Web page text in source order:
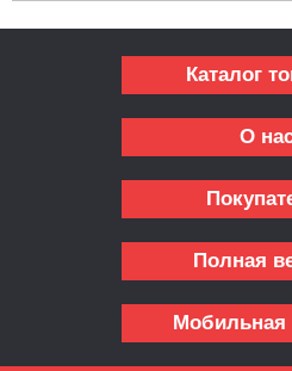
Каталог
О
Полная
Мобильная